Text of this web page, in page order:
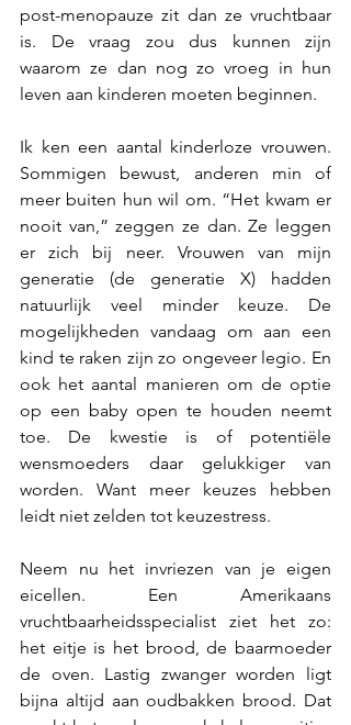
post-menopauze zit dan ze vruchtbaar
is. De vraag zou dus kunnen zijn
waarom ze dan nog zo vroeg in hun
leven aan kinderen moeten beginnen.
Ik ken een aantal kinderloze vrouwen.
Sommigen bewust, anderen min of
meer buiten hun wil om. “Het kwam er
nooit van,” zeggen ze dan. Ze leggen
er zich bij neer. Vrouwen van mijn
generatie (de generatie X) hadden
natuurlijk veel minder keuze. De
mogelijkheden vandaag om aan een
kind te raken zijn zo ongeveer legio. En
ook het aantal manieren om de optie
op een baby open te houden neemt
toe. De kwestie is of potentiële
wensmoeders daar gelukkiger van
worden. Want meer keuzes hebben
leidt niet zelden tot keuzestress.
Neem nu het invriezen van je eigen
eicellen. Een Amerikaans
vruchtbaarheidsspecialist ziet het zo:
het eitje is het brood, de baarmoeder
de oven. Lastig zwanger worden ligt
bijna altijd aan oudbakken brood. Dat